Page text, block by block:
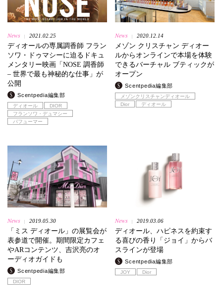
News | 2021.02.25
ディオールの専属調香師 フラン
ソワ・ドゥマシーに迫るドキュ
メンタリー映画「NOSE 調香師
‒ 世界で最も神秘的な仕事」が
公開
Scentpedia編集部
ディオール
DIOR
フランソワ・デュマシー
パフューマー
News | 2020.12.14
メゾン クリスチャン ディオー
ルからオンラインで本場を体験
できるバーチャル ブティックが
オープン
Scentpedia編集部
メゾンクリスチャンディオール
Dior
ディオール
News 2019.05.30
「ミス ディオール」の展覧会が
表参道で開催。期間限定カフェ
やARコンテンツ、吉沢亮のオ
ーディオガイドも
Scentpedia編集部
DIOR
News 2019.03.06
ディオール、ハピネスを約束す
る喜びの香り「ジョイ」からバ
スラインが登場
Scentpedia編集部
JOY Dior